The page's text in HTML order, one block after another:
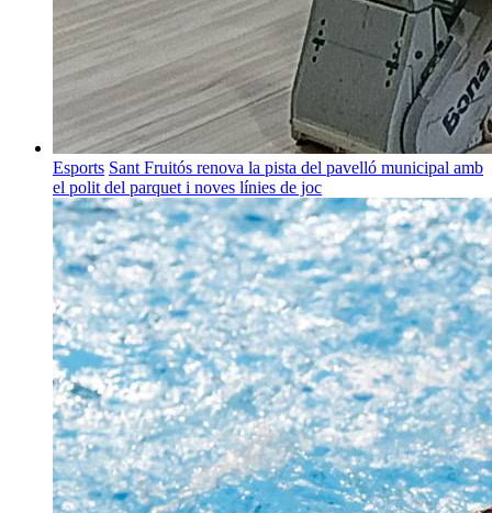
Esports Sant Fruitós renova la pista del pavelló municipal amb
el polit del parquet i noves línies de joc